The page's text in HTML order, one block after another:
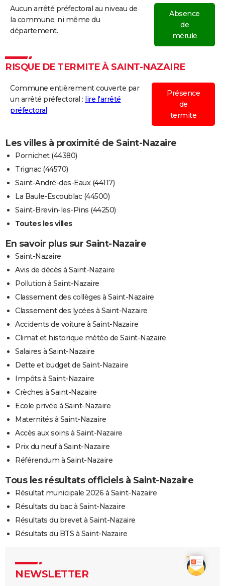
Aucun arrêté préfectoral au niveau de
la commune, ni même du
département.
Absence
de
mérule
RISQUE DE TERMITE À SAINT-NAZAIRE
Commune entièrement couverte par
un arrêté préfectoral : lire l'arrêté
préfectoral
Présence
de
termite
Les villes à proximité de Saint-Nazaire
Pornichet (44380)
Trignac (44570)
Saint-André-des-Eaux (44117)
La Baule-Escoublac (44500)
Saint-Brevin-les-Pins (44250)
Toutes les villes
En savoir plus sur Saint-Nazaire
Saint-Nazaire
Avis de décès à Saint-Nazaire
Pollution à Saint-Nazaire
Classement des collèges à Saint-Nazaire
Classement des lycées à Saint-Nazaire
Accidents de voiture à Saint-Nazaire
Climat et historique météo de Saint-Nazaire
Salaires à Saint-Nazaire
Dette et budget de Saint-Nazaire
Impôts à Saint-Nazaire
Crèches à Saint-Nazaire
Ecole privée à Saint-Nazaire
Maternités à Saint-Nazaire
Accès aux soins à Saint-Nazaire
Prix du neuf à Saint-Nazaire
Référendum à Saint-Nazaire
Tous les résultats officiels à Saint-Nazaire
Résultat municipale 2026 à Saint-Nazaire
Résultats du bac à Saint-Nazaire
Résultats du brevet à Saint-Nazaire
Résultats du BTS à Saint-Nazaire
NEWSLETTER